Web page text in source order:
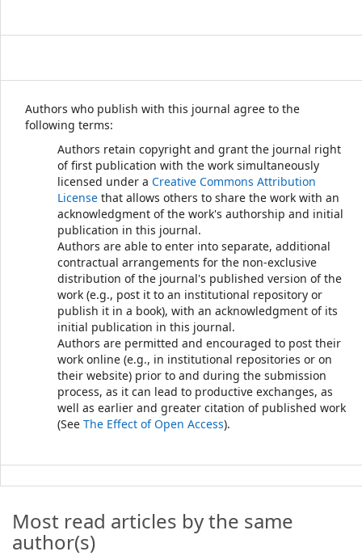
Authors who publish with this journal agree to the
following terms:
Authors retain copyright and grant the journal right
of first publication with the work simultaneously
licensed under a Creative Commons Attribution
License that allows others to share the work with an
acknowledgment of the work's authorship and initial
publication in this journal.
Authors are able to enter into separate, additional
contractual arrangements for the non-exclusive
distribution of the journal's published version of the
work (e.g., post it to an institutional repository or
publish it in a book), with an acknowledgment of its
initial publication in this journal.
Authors are permitted and encouraged to post their
work online (e.g., in institutional repositories or on
their website) prior to and during the submission
process, as it can lead to productive exchanges, as
well as earlier and greater citation of published work
(See The Effect of Open Access).
Most read articles by the same
author(s)